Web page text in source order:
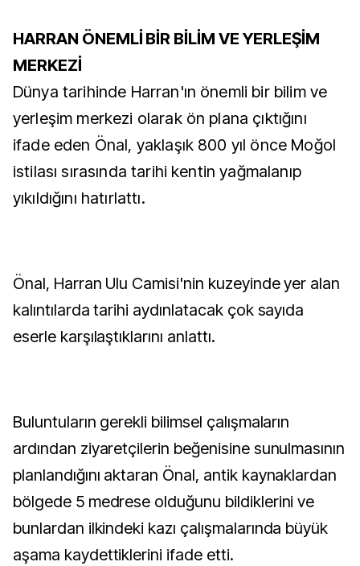
HARRAN ÖNEMLİ BİR BİLİM VE YERLEŞİM
MERKEZİ
Dünya tarihinde Harran'ın önemli bir bilim ve
yerleşim merkezi olarak ön plana çıktığını
ifade eden Önal, yaklaşık 800 yıl önce Moğol
istilası sırasında tarihi kentin yağmalanıp
yıkıldığını hatırlattı.
Önal, Harran Ulu Camisi'nin kuzeyinde yer alan
kalıntılarda tarihi aydınlatacak çok sayıda
eserle karşılaştıklarını anlattı.
Buluntuların gerekli bilimsel çalışmaların
ardından ziyaretçilerin beğenisine sunulmasının
planlandığını aktaran Önal, antik kaynaklardan
bölgede 5 medrese olduğunu bildiklerini ve
bunlardan ilkindeki kazı çalışmalarında büyük
aşama kaydettiklerini ifade etti.